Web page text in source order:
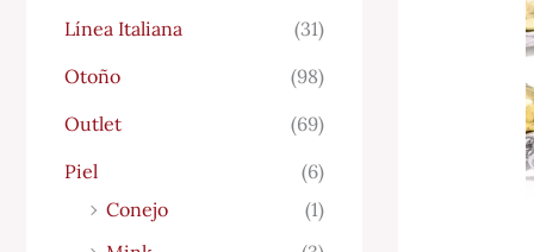
Línea Italiana
(31)
Otoño
(98)
Outlet
(69)
Piel
(6)
Conejo
(1)